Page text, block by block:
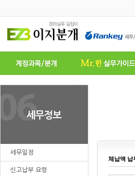
세무일정
신고납부 요령
체납액 납